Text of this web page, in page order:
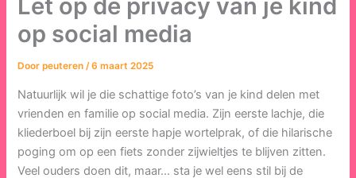
Let op de privacy van je kind
op social media
Doorpeuteren/6 maart 2025
Natuurlijk wil je die schattige foto’s van je kind delen met
vrienden en familie op social media. Zijn eerste lachje, die
kliederboel bij zijn eerste hapje wortelprak, of die hilarische
poging om op een fiets zonder zijwieltjes te blijven zitten.
Veel ouders doen dit, maar… sta je wel eens stil bij de